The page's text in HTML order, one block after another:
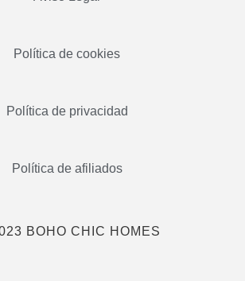
Política de cookies
Política de privacidad
Política de afiliados
BOHO CHIC HOMES